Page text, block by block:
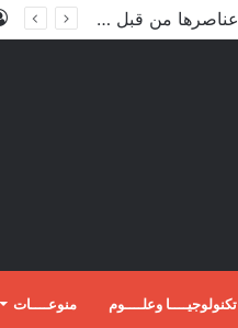
الأعور: اتفاقية ترسيم الحدود مع تركيا على طاولة النواب والاعتماد مرجّح
تكنولوجيــــا وعلــــوم منوعــــات